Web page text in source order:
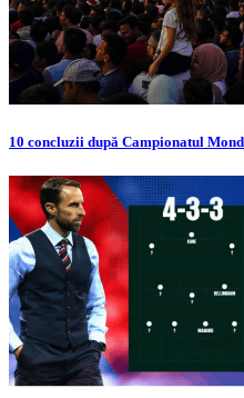
10 concluzii după Campionatul